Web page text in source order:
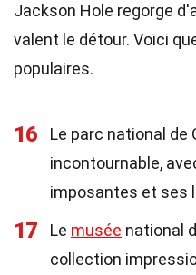
Jackson Hole regorge
valent le détour. Voici
populaires.
16
Le parc national de
incontournable,
imposantes et ses
17 Le musée national
collection